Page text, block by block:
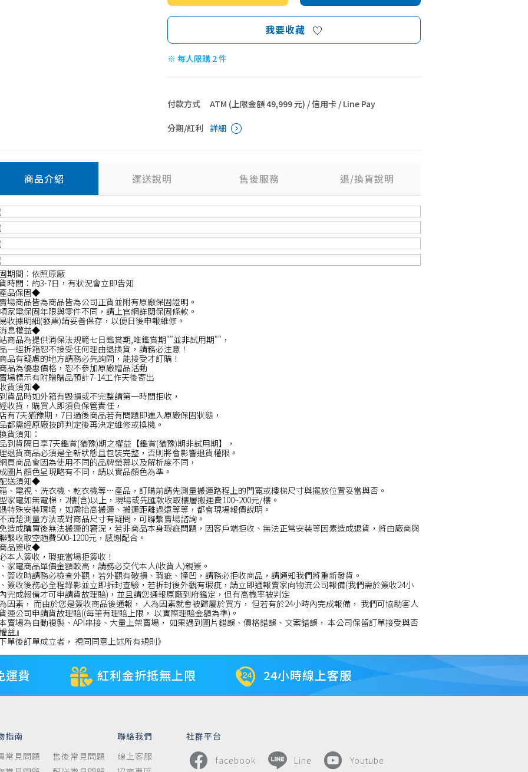
我要收藏
※ 每人限購 2 件
付款方式 ATM (上限金額 49,999 元) / 信用卡 / Line Pay
分期/紅利 詳細
商品介紹 運送說明 售後服務 退/換貨說明
期間：依照原廠
時間：約3-7日，有狀況會立即告知
品保固◆
場商品皆為商品皆為公司正貨並附有原廠保固證明。
家電保固年限與零件不同，請上官網詳閱保固條款。
收據明細(發票)請妥善保存，以便日後申報維修。
息權益◆
商品為提供消保法規範七日鑑賞期,唯鑑賞期""並非試用期""，
一經拆箱恕不接受任何理由退換貨，請務必注意！
品有疑慮的地方請務必先詢問，能接受才訂購！
品為優惠價格，恕不參加原廠贈品活動
場標示有附贈贈品預計7-14工作天後寄出
貨須知◆
貨品時如外箱有毀損或不完整請第一時間拒收，
收貨，購買人即須負保管責任，
有7天猶豫期，7日過後商品若有問題即進入原廠保固狀態，
都需經原廠技師判定後再決定維修或換機。
貨須知：
到貨隔日享7天鑑賞(猶豫)期之權益【鑑賞(猶豫)期非試用期】，
退貨商品必須是全新狀態且包裝完整，否則將會影響退貨權限。
頁商品會因為使用不同的品牌螢幕以及解析度不同，
圖片顏色呈現略有不同，請以實品顏色為準。
送須知◆
、電視、洗衣機、乾衣機等…產品，訂購前請先測量搬運路程上的門寬或樓梯尺寸與擺放位置妥當與否。
家電如無電梯，2樓(含)以上，現場或先匯款收取樓層搬運費100~200元/樓。
特殊安裝環境，如需抬高搬運、搬運距離過遠等等，都會現場報價說明。
清楚測量方法或對商品尺寸有疑問，可聯繫賣場諮詢。
造成購買後無法搬運的窘況，若非商品本身瑕疵問題，因客戶端拒收、無法正常安裝等因素造成退貨，將由廠商與
繫收取空趟費500-1200元，感謝配合。
品簽收◆
本人簽收，瑕疵當場拒簽收！
家電商品單價金額較高，請務必交代本人(收貨人)親簽。
簽收時請務必檢查外觀，若外觀有破損、瑕疵、撞凹，請務必拒收商品，請通知我們將重新發貨。
簽收後務必全程錄影並立即拆封查驗，若拆封後外觀有瑕疵，請立即通報賣家向物流公司報備(我們需於簽收24小
完成報備才可申請貨故理賠)，並且請您通報原廠到府鑑定，但有高機率被判定
因素， 而由於您是簽收商品後通報， 人為因素就會被歸屬於買方， 但若有於24小時內完成報備， 我們可協助客人
運公司申請貨故理賠((每筆有理賠上限， 以實際理賠金額為準)。
本賣場為自動複製、API串接、大量上架賣場， 如果遇到圖片錯誤、價格錯誤、文案錯誤， 本公司保留訂單接受與否
益』
下單後訂單成立者， 視同同意上述所有規則》
運費 紅利金折抵無上限 24小時線上客服
指南
常見問題
售後常見問題
聯絡我們
線上客服
社群平台
facebook Line Youtube